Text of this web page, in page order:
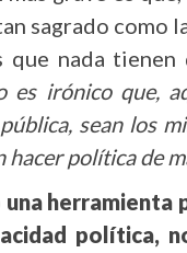
sagrado
que nada
es irónico que,
sean los
hacer política de
herramienta
política,